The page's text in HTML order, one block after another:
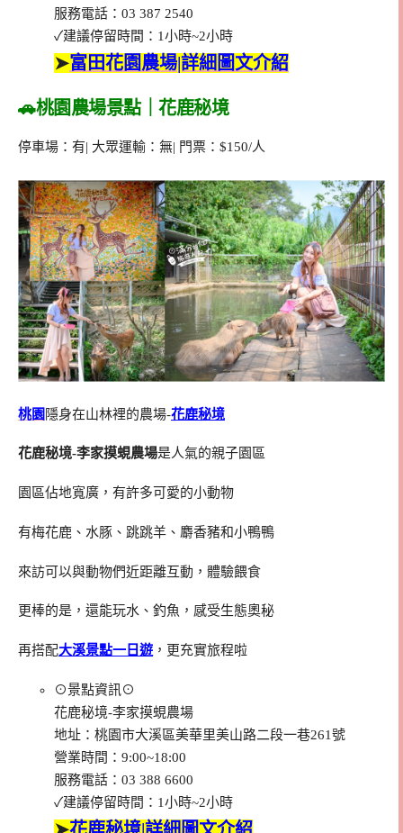
服務電話：03 387 2540
✓建議停留時間：1小時~2小時
➤富田花園農場|詳細圖文介紹
🚗桃園農場景點｜花鹿秘境
停車場：有| 大眾運輸：無| 門票：$150/人
桃園 隱身在山林裡的農場-花鹿秘境
花鹿秘境-李家摸蜆農場是人氣的親子園區
園區佔地寬廣，有許多可愛的小動物
有梅花鹿、水豚、跳跳羊、麝香豬和小鴨鴨
來訪可以與動物們近距離互動，體驗餵食
更棒的是，還能玩水、釣魚，感受生態奧秘
再搭配大溪景點一日遊 ，更充實旅程啦
⊙景點資訊⊙
花鹿秘境-李家摸蜆農場
地址：桃園市大溪區美華里美山路二段一巷261號
營業時間：9:00~18:00
服務電話：03 388 6600
✓建議停留時間：1小時~2小時